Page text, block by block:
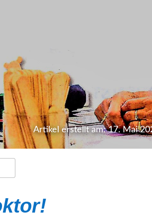
Artikel erstellt am: 17. Mai